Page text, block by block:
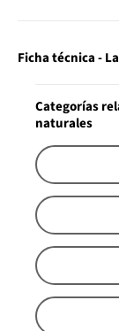
Ficha técnica -
Categorías
naturales